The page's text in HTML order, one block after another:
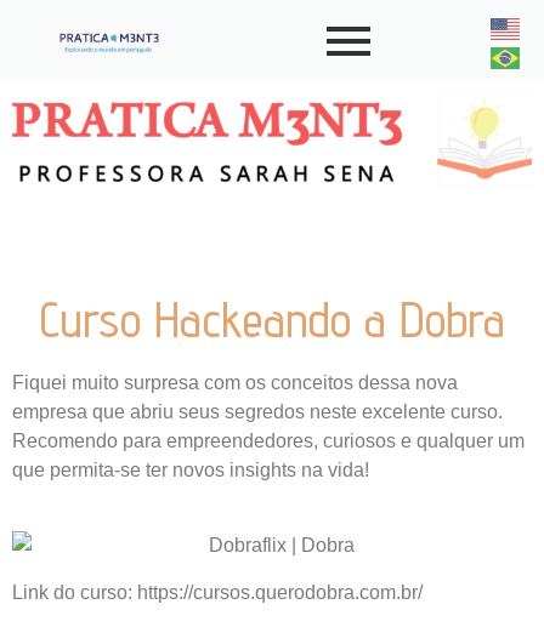
Curso Hackeando a Dobra
Fiquei muito surpresa com os conceitos dessa nova
empresa que abriu seus segredos neste excelente curso.
Recomendo para empreendedores, curiosos e qualquer um
que permita-se ter novos insights na vida!
Link do curso: https://cursos.querodobra.com.br/